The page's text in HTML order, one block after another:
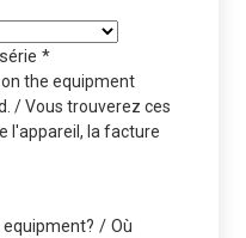
*
the equipment
/ Vous trouverez ces
l'appareil, la facture
/ Où